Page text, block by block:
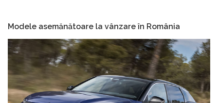
Modele asemănătoare la vânzare în România